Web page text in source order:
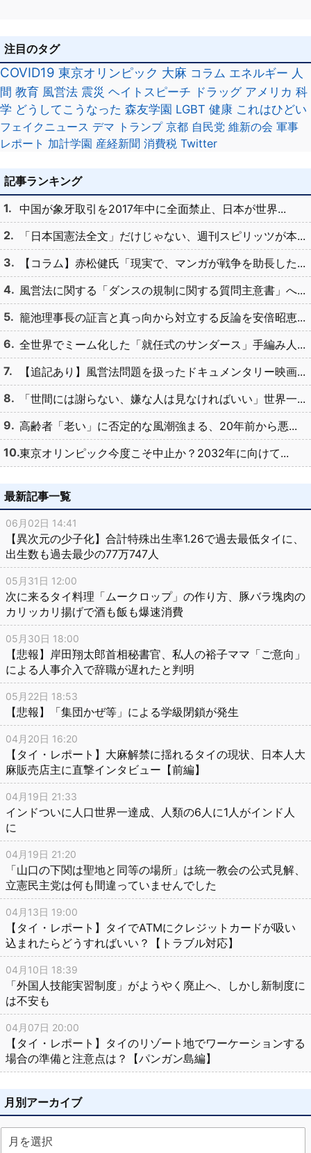
注目のタグ
COVID19 東京オリンピック 大麻 コラム エネルギー 人
間 教育 風営法 震災 ヘイトスピーチ ドラッグ アメリカ 科
学 どうしてこうなった 森友学園 LGBT 健康 これはひどい
フェイクニュース デマ トランプ 京都 自民党 維新の会 軍事
レポート 加計学園 産経新聞 消費税 Twitter
記事ランキング
中国が象牙取引を2017年中に全面禁止、日本が世界...
「日本国憲法全文」だけじゃない、週刊スピリッツが本...
【コラム】赤松健氏「現実で、マンガが戦争を助長した...
風営法に関する「ダンスの規制に関する質問主意書」へ...
籠池理事長の証言と真っ向から対立する反論を安倍昭恵...
全世界でミーム化した「就任式のサンダース」手編み人...
【追記あり】風営法問題を扱ったドキュメンタリー映画...
「世間には謝らない、嫌な人は見なければいい」世界一...
高齢者「老い」に否定的な風潮強まる、20年前から悪...
東京オリンピック今度こそ中止か？2032年に向けて...
最新記事一覧
06月02日 14:41
【異次元の少子化】合計特殊出生率1.26で過去最低タイに、
出生数も過去最少の77万747人
05月31日 12:00
次に来るタイ料理「ムークロップ」の作り方、豚バラ塊肉の
カリッカリ揚げで酒も飯も爆速消費
05月30日 18:00
【悲報】岸田翔太郎首相秘書官、私人の裕子ママ「ご意向」
による人事介入で辞職が遅れたと判明
05月22日 18:53
【悲報】「集団かぜ等」による学級閉鎖が発生
04月20日 16:20
【タイ・レポート】大麻解禁に揺れるタイの現状、日本人大
麻販売店主に直撃インタビュー【前編】
04月19日 21:33
インドついに人口世界一達成、人類の6人に1人がインド人
に
04月19日 21:20
「山口の下関は聖地と同等の場所」は統一教会の公式見解、
立憲民主党は何も間違っていませんでした
04月13日 19:00
【タイ・レポート】タイでATMにクレジットカードが吸い
込まれたらどうすればいい？【トラブル対応】
04月10日 18:39
「外国人技能実習制度」がようやく廃止へ、しかし新制度に
は不安も
04月07日 20:00
【タイ・レポート】タイのリゾート地でワーケーションする
場合の準備と注意点は？【パンガン島編】
月別アーカイブ